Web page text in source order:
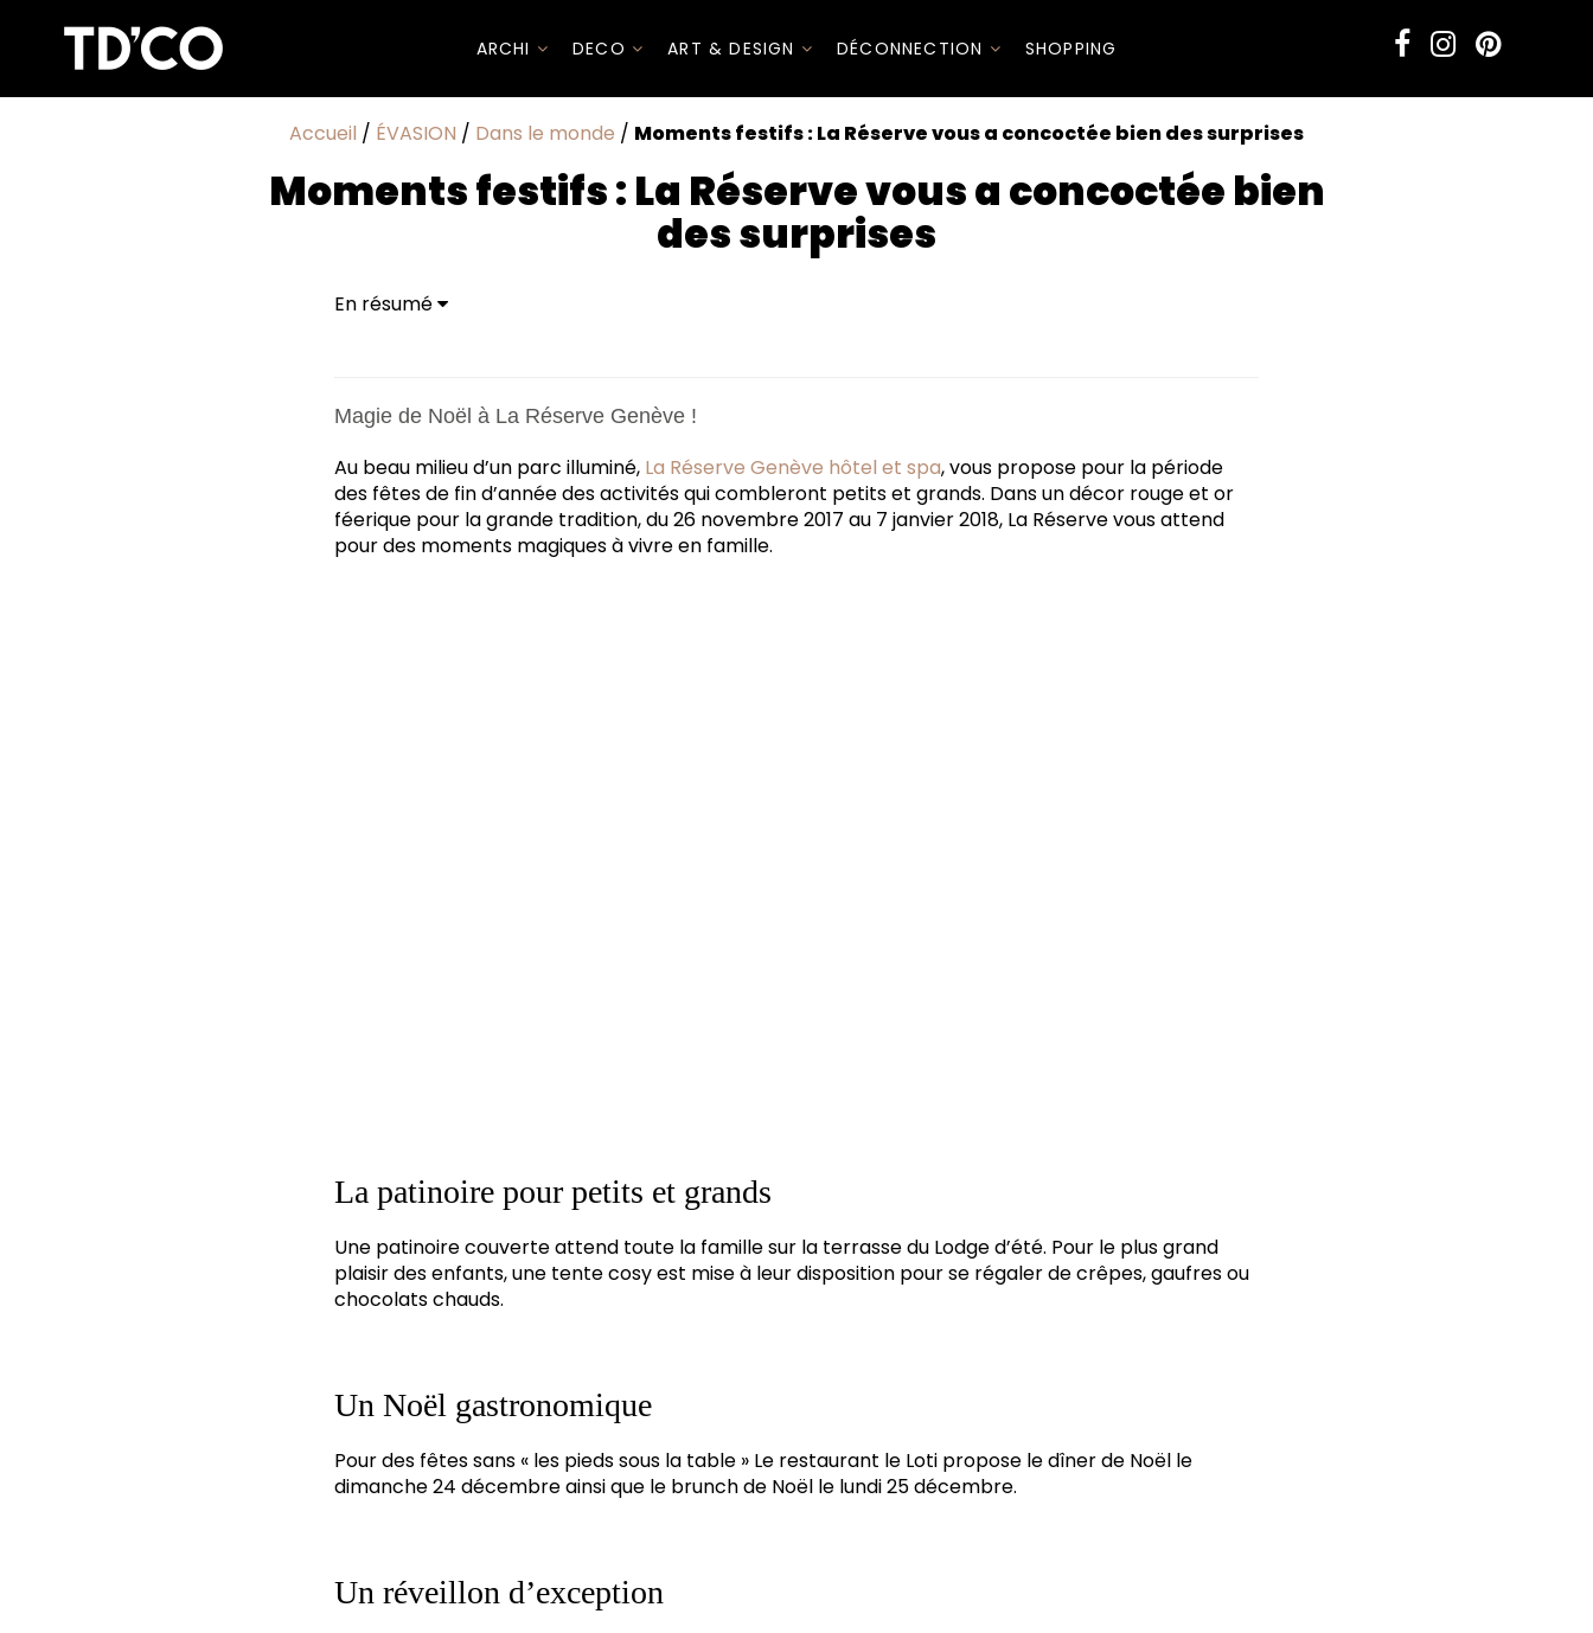
ARCHI DECO ART & DESIGN DÉCONNECTION SHOPPING
Accueil / ÉVASION / Dans le monde / Moments festifs : La Réserve vous a concoctée bien des surprises
Moments festifs : La Réserve vous a concoctée bien
des surprises
En résumé
Magie de Noël à La Réserve Genève !
Au beau milieu d’un parc illuminé, La Réserve Genève hôtel et spa, vous propose pour la période
des fêtes de fin d’année des activités qui combleront petits et grands. Dans un décor rouge et or
féerique pour la grande tradition, du 26 novembre 2017 au 7 janvier 2018, La Réserve vous attend
pour des moments magiques à vivre en famille.
La patinoire pour petits et grands
Une patinoire couverte attend toute la famille sur la terrasse du Lodge d’été. Pour le plus grand
plaisir des enfants, une tente cosy est mise à leur disposition pour se régaler de crêpes, gaufres ou
chocolats chauds.
Un Noël gastronomique
Pour des fêtes sans « les pieds sous la table » Le restaurant le Loti propose le dîner de Noël le
dimanche 24 décembre ainsi que le brunch de Noël le lundi 25 décembre.
Un réveillon d’exception